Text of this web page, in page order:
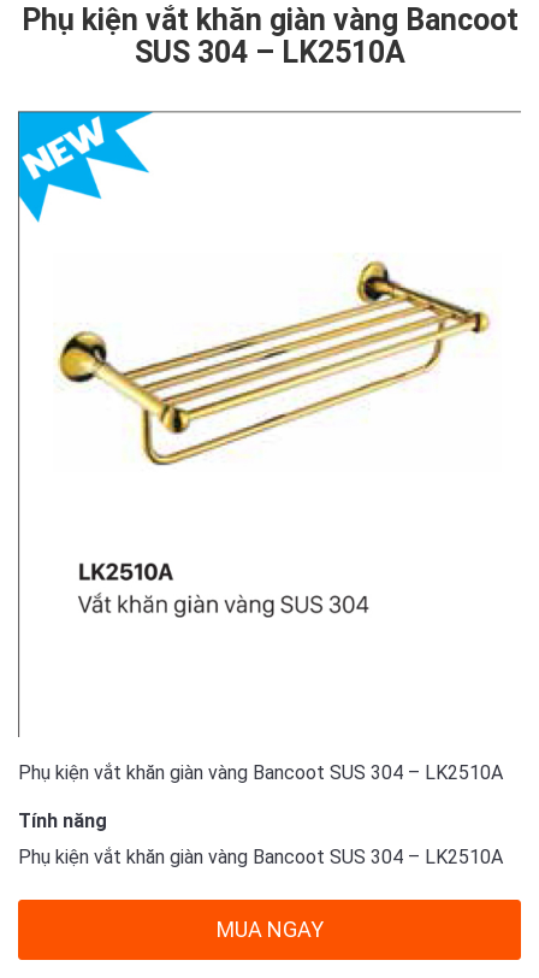
Phụ kiện vắt khăn giàn vàng Bancoot
SUS 304 – LK2510A
Phụ kiện vắt khăn giàn vàng Bancoot SUS 304 – LK2510A
Tính năng
Phụ kiện vắt khăn giàn vàng Bancoot SUS 304 – LK2510A
MUA NGAY